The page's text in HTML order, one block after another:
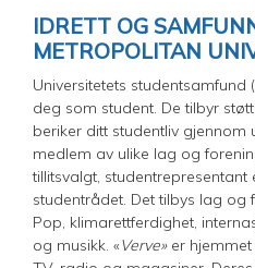
IDRETT OG
METROPOLITAN
Universitetets studentsamfund (
deg som student. De tilbyr
beriker ditt studentliv gjennom
medlem av ulike lag og
tillitsvalgt, studentrepresentant
studentrådet. Det tilbys lag og
Pop, klimarettferdighet,
og musikk. «Verve»er hjemmet